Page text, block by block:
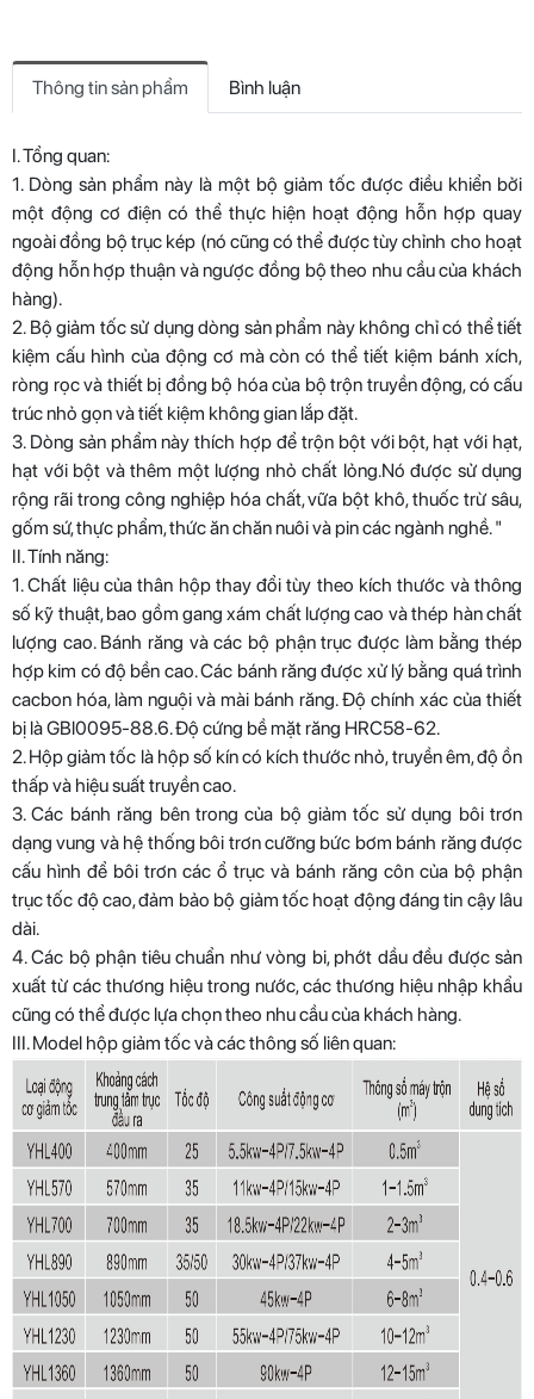
Thông tin sản phẩm Bình luận
I. Tổng quan:
1. Dòng sản phẩm này là một bộ giảm tốc được điều khiển bởi
một động cơ điện có thể thực hiện hoạt động hỗn hợp quay
ngoài đồng bộ trục kép (nó cũng có thể được tùy chỉnh cho hoạt
động hỗn hợp thuận và ngược đồng bộ theo nhu cầu của khách
hàng).
2. Bộ giảm tốc sử dụng dòng sản phẩm này không chỉ có thể tiết
kiệm cấu hình của động cơ mà còn có thể tiết kiệm bánh xích,
ròng rọc và thiết bị đồng bộ hóa của bộ trộn truyền động, có cấu
trúc nhỏ gọn và tiết kiệm không gian lắp đặt.
3. Dòng sản phẩm này thích hợp để trộn bột với bột, hạt với hạt,
hạt với bột và thêm một lượng nhỏ chất lỏng.Nó được sử dụng
rộng rãi trong công nghiệp hóa chất, vữa bột khô, thuốc trừ sâu,
gốm sứ, thực phẩm, thức ăn chăn nuôi và pin các ngành nghề. "
II. Tính năng:
1. Chất liệu của thân hộp thay đổi tùy theo kích thước và thông
số kỹ thuật, bao gồm gang xám chất lượng cao và thép hàn chất
lượng cao. Bánh răng và các bộ phận trục được làm bằng thép
hợp kim có độ bền cao. Các bánh răng được xử lý bằng quá trình
cacbon hóa, làm nguội và mài bánh răng. Độ chính xác của thiết
bị là GBl0095-88.6. Độ cứng bề mặt răng HRC58-62.
2. Hộp giảm tốc là hộp số kín có kích thước nhỏ, truyền êm, độ ồn
thấp và hiệu suất truyền cao.
3. Các bánh răng bên trong của bộ giảm tốc sử dụng bôi trơn
dạng vung và hệ thống bôi trơn cưỡng bức bơm bánh răng được
cấu hình để bôi trơn các ổ trục và bánh răng côn của bộ phận
trục tốc độ cao, đảm bảo bộ giảm tốc hoạt động đáng tin cậy lâu
dài.
4. Các bộ phận tiêu chuẩn như vòng bi, phớt dầu đều được sản
xuất từ ​​các thương hiệu trong nước, các thương hiệu nhập khẩu
cũng có thể được lựa chọn theo nhu cầu của khách hàng.
III. Model hộp giảm tốc và các thông số liên quan: